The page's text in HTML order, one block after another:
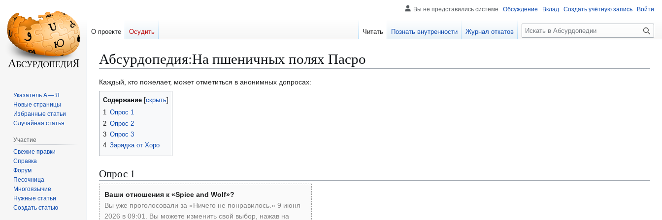
Абсурдопедия:На пшеничных полях Пасро
Перейти
к
навигации
Перейти
к
поиску
Каждый, кто пожелает, может отметиться в анонимных допросах:
Содержание
1 Опрос 1
2 Опрос 2
3 Опрос 3
4 Зарядка от Хоро
Опрос 1
Ваши отношения к «Spice and Wolf»?
Вы уже проголосовали за «Ничего не понравилось.» 9 июня
2026 в 09:01. Вы можете изменить свой выбор, нажав на
Вы не представились системе Обсуждение Вклад Создать учётную запись Войти
О проекте Осудить Читать Познать внутренности Журнал откатов
П
о
к
Указатель А — Я
Новые страницы
Избранные статьи
Случайная статья
Участие
Свежие правки
Справка
Форум
Песочница
Многоязычие
Нужные статьи
Создать статью